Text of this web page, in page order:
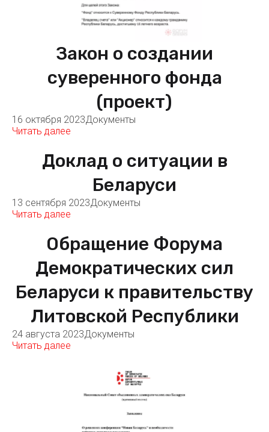
Закон о создании
суверенного фонда
(проект)
16 октября 2023Документы
Читать далее
Доклад о ситуации в
Беларуси
13 сентября 2023Документы
Читать далее
Обращение Форума
Демократических сил
Беларуси к правительству
Литовской Республики
24 августа 2023Документы
Читать далее